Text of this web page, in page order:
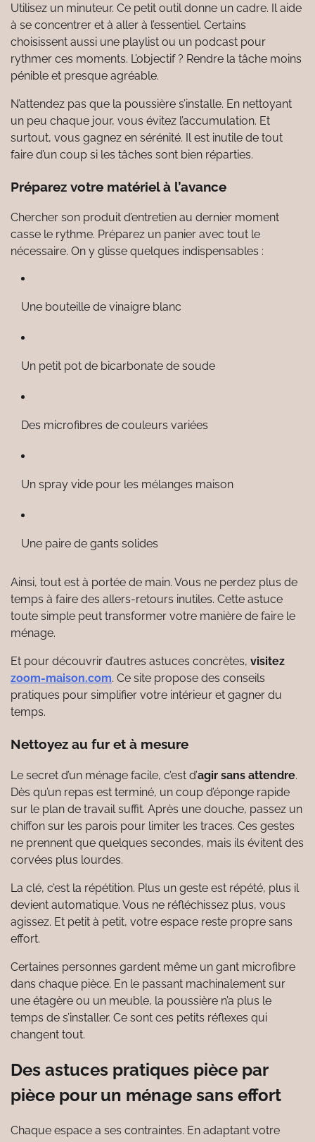
Utilisez un minuteur. Ce petit outil donne un cadre. Il aide
à se concentrer et à aller à l’essentiel. Certains
choisissent aussi une playlist ou un podcast pour
rythmer ces moments. L’objectif ? Rendre la tâche moins
pénible et presque agréable.
N’attendez pas que la poussière s’installe. En nettoyant
un peu chaque jour, vous évitez l’accumulation. Et
surtout, vous gagnez en sérénité. Il est inutile de tout
faire d’un coup si les tâches sont bien réparties.
Préparez votre matériel à l’avance
Chercher son produit d’entretien au dernier moment
casse le rythme. Préparez un panier avec tout le
nécessaire. On y glisse quelques indispensables :
Une bouteille de vinaigre blanc
Un petit pot de bicarbonate de soude
Des microfibres de couleurs variées
Un spray vide pour les mélanges maison
Une paire de gants solides
Ainsi, tout est à portée de main. Vous ne perdez plus de
temps à faire des allers-retours inutiles. Cette astuce
toute simple peut transformer votre manière de faire le
ménage.
Et pour découvrir d’autres astuces concrètes, visitez
zoom-maison.com. Ce site propose des conseils
pratiques pour simplifier votre intérieur et gagner du
temps.
Nettoyez au fur et à mesure
Le secret d’un ménage facile, c’est d’agir sans attendre.
Dès qu’un repas est terminé, un coup d’éponge rapide
sur le plan de travail suffit. Après une douche, passez un
chiffon sur les parois pour limiter les traces. Ces gestes
ne prennent que quelques secondes, mais ils évitent des
corvées plus lourdes.
La clé, c’est la répétition. Plus un geste est répété, plus il
devient automatique. Vous ne réfléchissez plus, vous
agissez. Et petit à petit, votre espace reste propre sans
effort.
Certaines personnes gardent même un gant microfibre
dans chaque pièce. En le passant machinalement sur
une étagère ou un meuble, la poussière n’a plus le
temps de s’installer. Ce sont ces petits réflexes qui
changent tout.
Des astuces pratiques pièce par
pièce pour un ménage sans effort
Chaque espace a ses contraintes. En adaptant votre